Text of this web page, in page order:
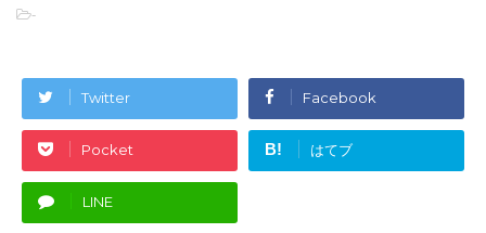
-
Twitter Facebook
Pocket B! はてブ
LINE